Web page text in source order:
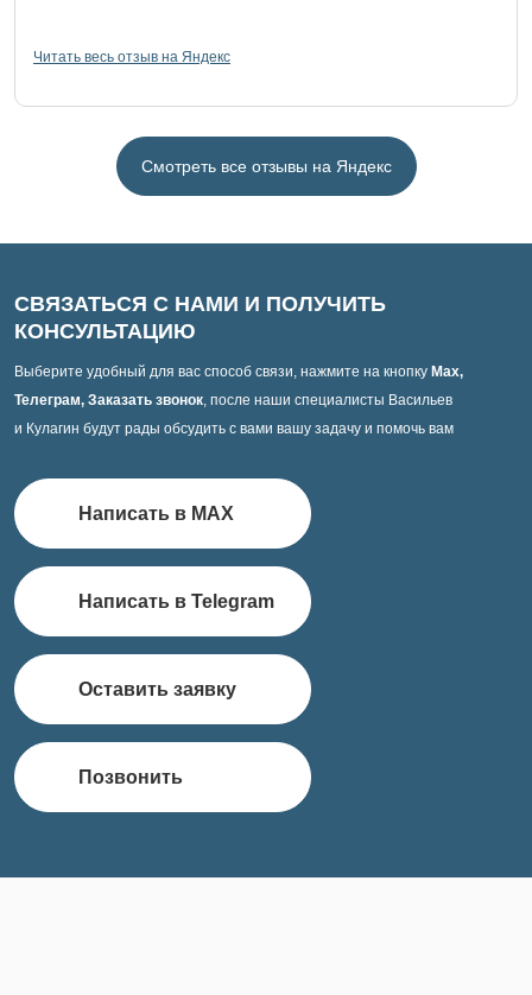
Читать весь отзыв на Яндекс
Смотреть все отзывы на Яндекс
СВЯЗАТЬСЯ С НАМИ И ПОЛУЧИТЬ
КОНСУЛЬТАЦИЮ
Выберите удобный для вас способ связи, нажмите на кнопку Max,
Телеграм, Заказать звонок, после наши специалисты Васильев
и Кулагин будут рады обсудить с вами вашу задачу и помочь вам
Написать в MAX
Написать в Telegram
Оставить заявку
Позвонить